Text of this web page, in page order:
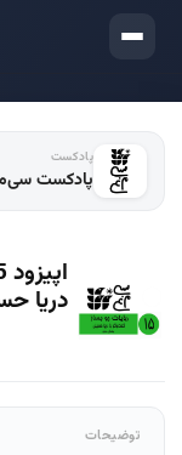
ورود
پادکست
پادکست
دریا
توضیحات